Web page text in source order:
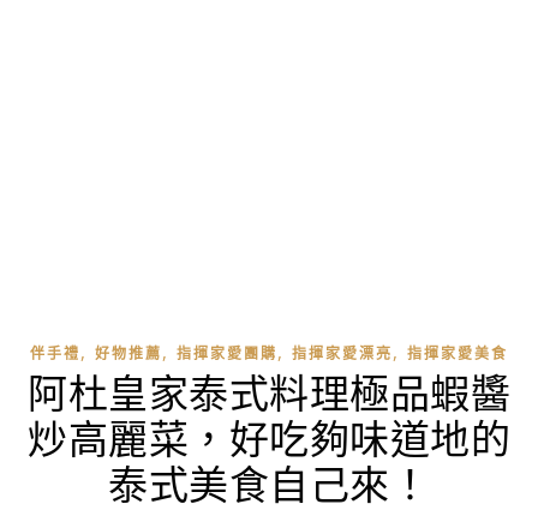
伴手禮, 好物推薦, 指揮家愛團購, 指揮家愛漂亮, 指揮家愛美食
阿杜皇家泰式料理極品蝦醬
炒高麗菜，好吃夠味道地的
泰式美食自己來！